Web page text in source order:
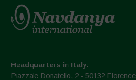
Headquarters in Italy:
Piazzale Donatello, 2 - 50132 Florence